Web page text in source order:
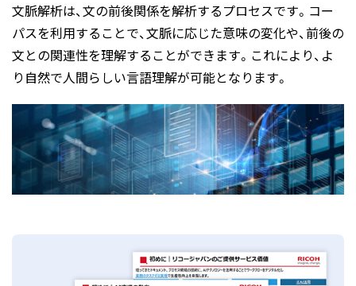
文脈解析は、文の前後関係を解析するプロセスです。コー
パスを利用することで、文脈に応じた意味の変化や、前後の
文との関連性を理解することができます。これにより、よ
り自然で人間らしい言語理解が可能となります。